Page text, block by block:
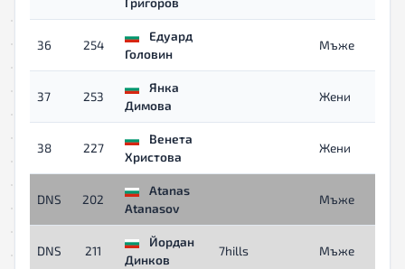
36 254
Едуард
Головин
Мъже
37 253
Янка
Димова
Жени
38 227
Венета
Христова
Жени
DNS 202
Atanas
Atanasov
Мъже
DNS 211
Йордан
Динков
7hills Мъже